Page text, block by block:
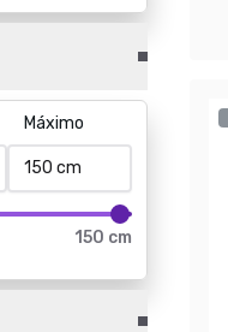
Máximo
150 cm